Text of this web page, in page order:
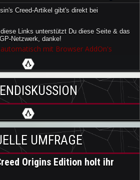
Creed-Artikel gibt's direkt bei
Links unterstützt Du diese Seite & das
Netzwerk, danke!
mit Browser AddOn's
UMFRAGE
Origins Edition holt ihr